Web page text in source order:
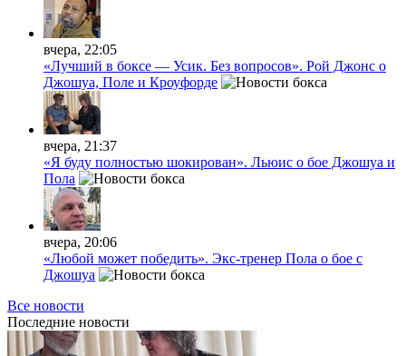
вчера, 22:05
«Лучший в боксе — Усик. Без вопросов». Рой Джонс о
Джошуа, Поле и Кроуфорде
вчера, 21:37
«Я буду полностью шокирован». Льюис о бое Джошуа и
Пола
вчера, 20:06
«Любой может победить». Экс-тренер Пола о бое с
Джошуа
Все новости
Последние новости